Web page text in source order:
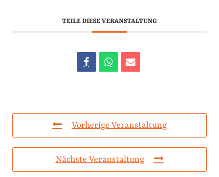
TEILE DIESE VERANSTALTUNG
Vorherige Veranstaltung
Nächste Veranstaltung